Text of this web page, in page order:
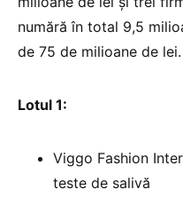
numără în total 9,5
de 75 de milioane de lei.
Lotul 1:
Viggo Fashion
teste de salivă